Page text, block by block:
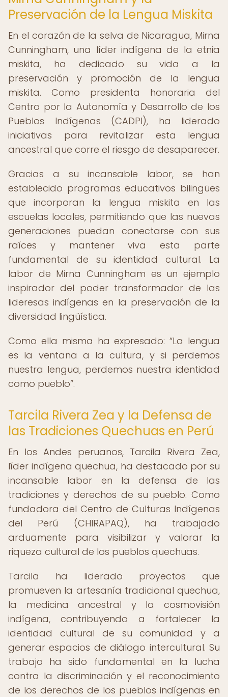
Preservación de la Lengua Miskita
En el corazón de la selva de Nicaragua, Mirna
Cunningham, una líder indígena de la etnia
miskita, ha dedicado su vida a la
preservación y promoción de la lengua
miskita. Como presidenta honoraria del
Centro por la Autonomía y Desarrollo de los
Pueblos Indígenas (CADPI), ha liderado
iniciativas para revitalizar esta lengua
ancestral que corre el riesgo de desaparecer.
Gracias a su incansable labor, se han
establecido programas educativos bilingües
que incorporan la lengua miskita en las
escuelas locales, permitiendo que las nuevas
generaciones puedan conectarse con sus
raíces y mantener viva esta parte
fundamental de su identidad cultural. La
labor de Mirna Cunningham es un ejemplo
inspirador del poder transformador de las
lideresas indígenas en la preservación de la
diversidad lingüística.
Como ella misma ha expresado: La lengua
es la ventana a la cultura, y si perdemos
nuestra lengua, perdemos nuestra identidad
como pueblo .
Tarcila Rivera Zea y la Defensa de
las Tradiciones Quechuas en Perú
En los Andes peruanos, Tarcila Rivera Zea,
líder indígena quechua, ha destacado por su
incansable labor en la defensa de las
tradiciones y derechos de su pueblo. Como
fundadora del Centro de Culturas Indígenas
del Perú (CHIRAPAQ), ha trabajado
arduamente para visibilizar y valorar la
riqueza cultural de los pueblos quechuas.
Tarcila ha liderado proyectos que
promueven la artesanía tradicional quechua,
la medicina ancestral y la cosmovisión
indígena, contribuyendo a fortalecer la
identidad cultural de su comunidad y a
generar espacios de diálogo intercultural. Su
trabajo ha sido fundamental en la lucha
contra la discriminación y el reconocimiento
de los derechos de los pueblos indígenas en